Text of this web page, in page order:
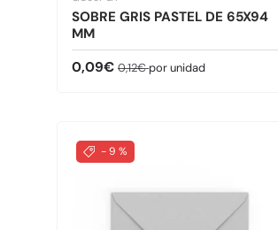
SOBRE GRIS PASTEL DE 65X94
MM
Precio de venta
0,09€ Precio normal
0,12€por unidad
- 9 %